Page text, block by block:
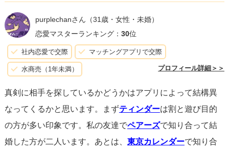
ります。早い段階で結婚に向けた価値観や希望を思い切っ
て共有しましょう。例えば、「家庭を持つことにどれくら
いの価値を感じるか」「子供は欲しいか」など、将来を見
据えた話題を取り入れることが大切です。そのやりとりの
中で、相手の真剣度を見極めることができます。
また、 デートの提案 においても、楽しいだけではなく「共
に将来を築けるか」を考えるような場所選びやプランを心
がけると良いでしょう。例えば、結婚式場の見学イベント
purplechanさん （31歳・女性・未婚）
恋愛マスターランキング： 30位
社内恋愛で交際 マッチングアプリで交際
水商売（1年未満） プロフィール詳細＞＞
真剣に相手を探しているかどうかはアプリによって結構異
なってくるかと思います。まずティンダーは割と遊び目的
の方が多い印象です。私の友達でペアーズで知り合って結
婚した方が二人います。あとは、 東京カレンダーで知り合